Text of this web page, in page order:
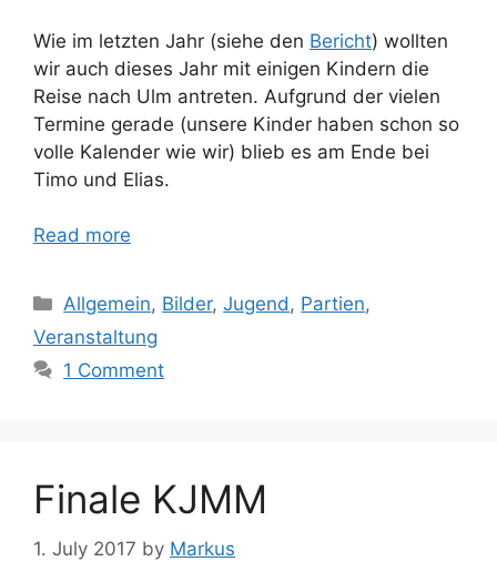
Wie im letzten Jahr (siehe den Bericht) wollten
wir auch dieses Jahr mit einigen Kindern die
Reise nach Ulm antreten. Aufgrund der vielen
Termine gerade (unsere Kinder haben schon so
volle Kalender wie wir) blieb es am Ende bei
Timo und Elias.
Read more
Categories
Allgemein, Bilder,Jugend, Partien,
Veranstaltung
1 Comment
Finale KJMM
1. July 2017 by Markus